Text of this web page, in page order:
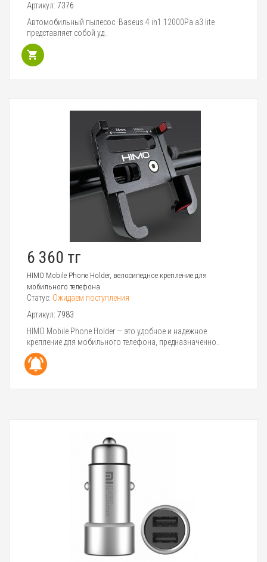
Артикул: 7376
Автомобильный пылесос Baseus 4 in1 12000Pa a3 lite
представляет собой уд..
6 360 тг
HIMO Mobile Phone Holder, велосипедное крепление для
мобильного телефона
Статус: Ожидаем поступления
Артикул: 7983
HIMO Mobile Phone Holder — это удобное и надежное
крепление для мобильного телефона, предназначенно..